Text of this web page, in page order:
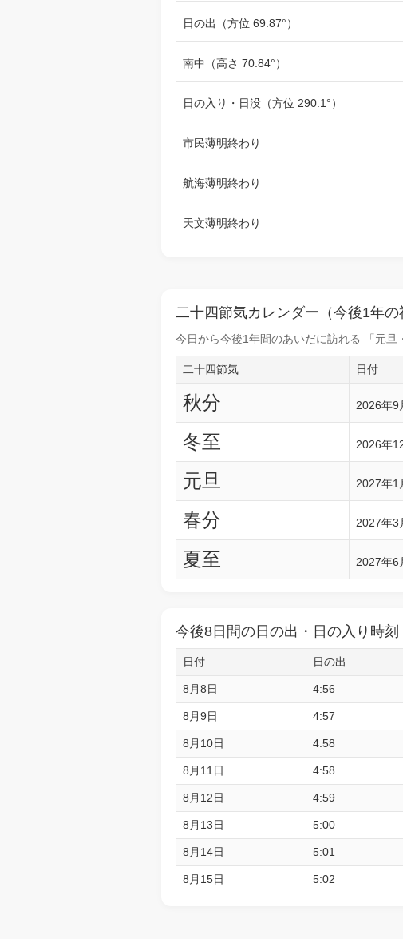
日の出（方位 69.87°）
南中（高さ 70.84°）
日の入り・日没（方位 290.1°）
市民薄明終わり
航海薄明終わり
天文薄明終わり
二十四節気カレンダー（今後1年の
今日から今後1年間のあいだに訪れる 「元旦
二十四節気 日付
秋分 2026年9
冬至
2026年
元旦
2027年1
春分
2027年3
夏至
2027年6
今後8日間の日の出・日の入り時刻
日付 日の出
8月8日 4:56
8月9日 4:57
8月10日 4:58
8月11日 4:58
8月12日 4:59
8月13日 5:00
8月14日 5:01
8月15日 5:02